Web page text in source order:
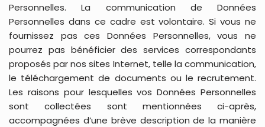
Personnelles. La communication de Données
Personnelles dans ce cadre est volontaire. Si vous ne
fournissez pas ces Données Personnelles, vous ne
pourrez pas bénéficier des services correspondants
proposés par nos sites Internet, telle la communication,
le téléchargement de documents ou le recrutement.
Les raisons pour lesquelles vos Données Personnelles
sont collectées sont mentionnées ci-après,
accompagnées d’une brève description de la manière